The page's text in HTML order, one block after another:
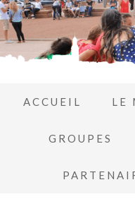
ACCUEIL LE
GROUPES